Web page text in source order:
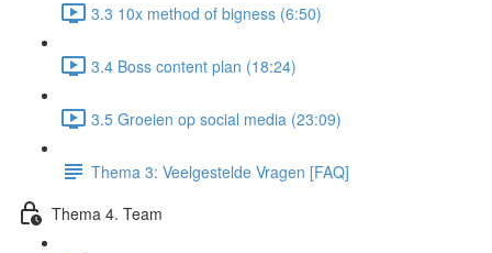
3.3 10x method of bigness (6:50)
3.4 Boss content plan (18:24)
3.5 Groeien op social media (23:09)
Thema 3: Veelgestelde Vragen [FAQ]
Thema 4. Team